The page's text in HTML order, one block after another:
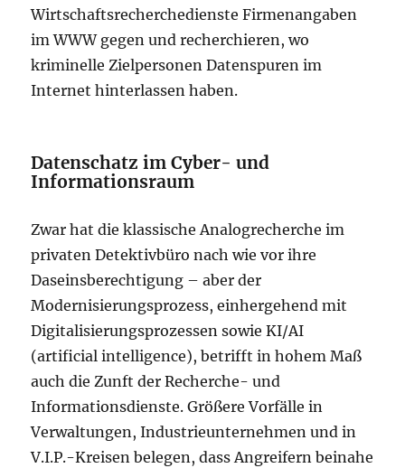
Wirtschaftsrecherchedienste Firmenangaben
im WWW gegen und recherchieren, wo
kriminelle Zielpersonen Datenspuren im
Internet hinterlassen haben.
Datenschatz im Cyber- und
Informationsraum
Zwar hat die klassische Analogrecherche im
privaten Detektivbüro nach wie vor ihre
Daseinsberechtigung – aber der
Modernisierungsprozess, einhergehend mit
Digitalisierungsprozessen sowie KI/AI
(artificial intelligence), betrifft in hohem Maß
auch die Zunft der Recherche- und
Informationsdienste. Größere Vorfälle in
Verwaltungen, Industrieunternehmen und in
V.I.P.-Kreisen belegen, dass Angreifern beinahe